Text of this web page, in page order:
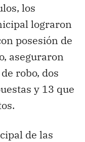
los
lograron
posesión de
aseguraron
robo, dos
y 13 que
de las